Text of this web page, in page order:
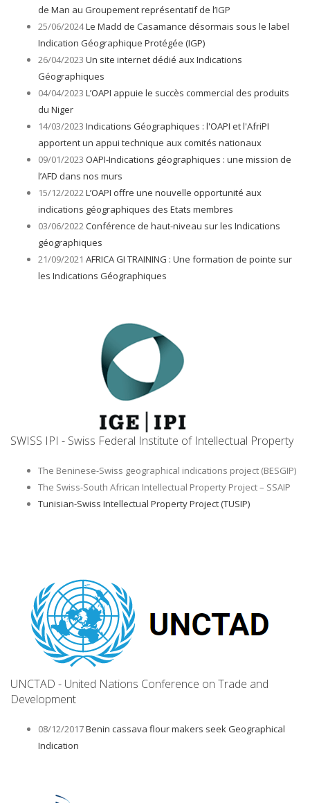
de Man au Groupement représentatif de l’IGP
25/06/2024Le Madd de Casamance désormais sous le label
Indication Géographique Protégée (IGP)
26/04/2023 Un site internet dédié aux Indications
Géographiques
04/04/2023 L’OAPI appuie le succès commercial des produits
du Niger
14/03/2023 Indications Géographiques : l'OAPI et l'AfriPI
apportent un appui technique aux comités nationaux
09/01/2023 OAPI-Indications géographiques : une mission de
l’AFD dans nos murs
15/12/2022L’OAPI offre une nouvelle opportunité aux
indications géographiques des Etats membres
03/06/2022Conférence de haut-niveau sur les Indications
géographiques
21/09/2021 AFRICA GI TRAINING : Une formation de pointe sur
les Indications Géographiques
SWISS IPI - Swiss Federal Institute of Intellectual Property
The Beninese-Swiss geographical indications project (BESGIP)
The Swiss-South African Intellectual Property Project – SSAIP
Tunisian-Swiss Intellectual Property Project (TUSIP)
UNCTAD - United Nations Conference on Trade and
Development
08/12/2017Benin cassava flour makers seek Geographical
Indication